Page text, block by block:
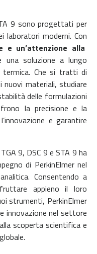
9 sono progettati per
laboratori moderni. Con
e un’attenzione alla
una soluzione a lungo
termica. Che si tratti di
nuovi materiali, studiare
delle formulazioni
la precisione e la
e garantire
9, DSC 9 e STA 9 ha
di PerkinElmer nel
Consentendo a
appieno il loro
strumenti, PerkinElmer
innovazione nel settore
scoperta scientifica e